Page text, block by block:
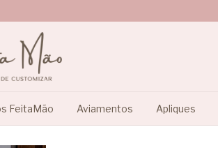
FeitaMão Aviamentos Apliques